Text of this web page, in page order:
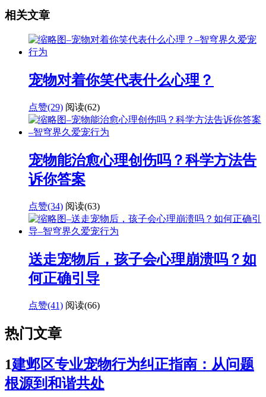
相关文章
宠物对着你笑代表什么心理？
点赞(29) 阅读(62)
宠物能治愈心理创伤吗？科学方法告
诉你答案
点赞(34) 阅读(63)
送走宠物后，孩子会心理崩溃吗？如
何正确引导
点赞(41) 阅读(66)
热门文章
1建邺区专业宠物行为纠正指南：从问题
根源到和谐共处